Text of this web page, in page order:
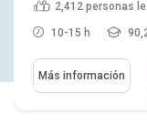
2,412 personas
10-15 h
Más información